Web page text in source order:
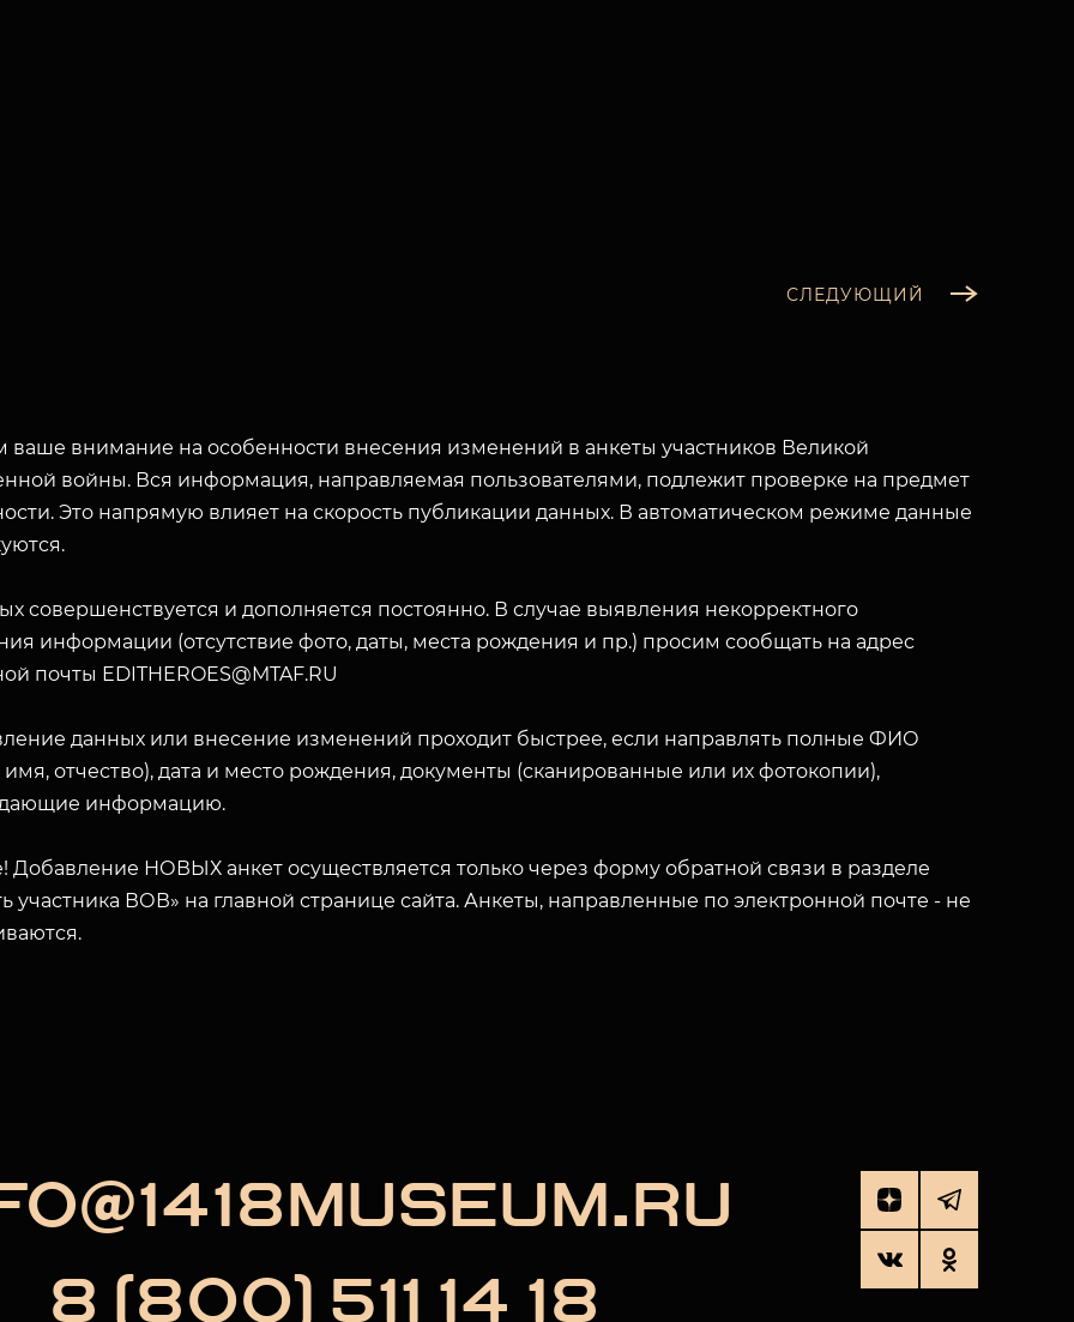
СЛЕДУЮЩИЙ
внимание на особенности внесения изменений в анкеты участников Великой
войны. Вся информация, направляемая пользователями, подлежит проверке на предмет
Это напрямую влияет на скорость публикации данных. В автоматическом режиме данные
совершенствуется и дополняется постоянно. В случае выявления некорректного
информации (отсутствие фото, даты, места рождения и пр.) просим сообщать на адрес
почты EDITHEROES@MTAF.RU
данных или внесение изменений проходит быстрее, если направлять полные ФИО
отчество), дата и место рождения, документы (сканированные или их фотокопии),
информацию.
Добавление НОВЫХ анкет осуществляется только через форму обратной связи в разделе
участника ВОВ» на главной странице сайта. Анкеты, направленные по электронной почте - не
8 (800) 511 14 18